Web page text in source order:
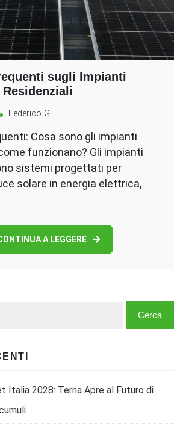
sugli Impianti
Federico G.
Cosa sono gli impianti
funzionano? Gli impianti
sistemi progettati per
solare in energia elettrica,
A LEGGERE
Italia 2028: Terna Apre al Futuro di